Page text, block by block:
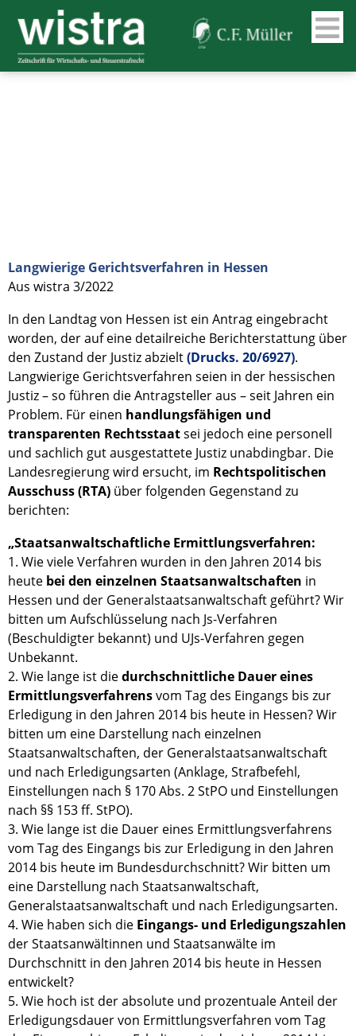
Langwierige Gerichtsverfahren in Hessen
Aus wistra 3/2022
In den Landtag von Hessen ist ein Antrag eingebracht
worden, der auf eine detailreiche Berichterstattung über
den Zustand der Justiz abzielt(Drucks. 20/6927).
Langwierige Gerichtsverfahren seien in der hessischen
Justiz – so führen die Antragsteller aus – seit Jahren ein
Problem. Für einen handlungsfähigen und
transparenten Rechtsstaatsei jedoch eine personell
und sachlich gut ausgestattete Justiz unabdingbar. Die
Landesregierung wird ersucht, im Rechtspolitischen
Ausschuss (RTA) über folgenden Gegenstand zu
berichten:
„Staatsanwaltschaftliche Ermittlungsverfahren:
1. Wie viele Verfahren wurden in den Jahren 2014 bis
heute bei den einzelnen Staatsanwaltschaften in
Hessen und der Generalstaatsanwaltschaft geführt? Wir
bitten um Aufschlüsselung nach Js-Verfahren
(Beschuldigter bekannt) und UJs-Verfahren gegen
Unbekannt.
2. Wie lange ist diedurchschnittliche Dauer eines
Ermittlungsverfahrensvom Tag des Eingangs bis zur
Erledigung in den Jahren 2014 bis heute in Hessen? Wir
bitten um eine Darstellung nach einzelnen
Staatsanwaltschaften, der Generalstaatsanwaltschaft
und nach Erledigungsarten (Anklage, Strafbefehl,
Einstellungen nach § 170 Abs. 2 StPO und Einstellungen
nach §§ 153 ff. StPO).
3. Wie lange ist die Dauer eines Ermittlungsverfahrens
vom Tag des Eingangs bis zur Erledigung in den Jahren
2014 bis heute im Bundesdurchschnitt? Wir bitten um
eine Darstellung nach Staatsanwaltschaft,
Generalstaatsanwaltschaft und nach Erledigungsarten.
4. Wie haben sich die Eingangs- und Erledigungszahlen
der Staatsanwältinnen und Staatsanwälte im
Durchschnitt in den Jahren 2014 bis heute in Hessen
entwickelt?
5. Wie hoch ist der absolute und prozentuale Anteil der
Erledigungsdauer von Ermittlungsverfahren vom Tag